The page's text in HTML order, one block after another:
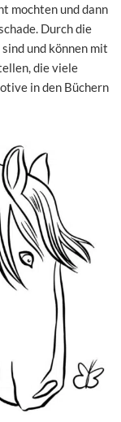
mochten und dann
Durch die
und können mit
die viele
in den Büchern